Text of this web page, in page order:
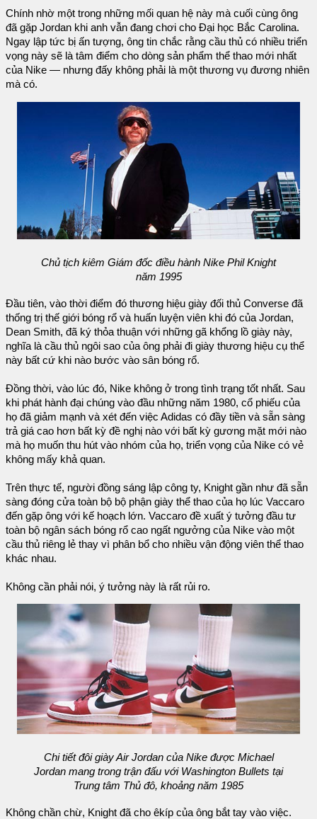
Chính nhờ một trong những mối quan hệ này mà cuối cùng ông
đã gặp Jordan khi anh vẫn đang chơi cho Đại học Bắc Carolina.
Ngay lập tức bị ấn tượng, ông tin chắc rằng cầu thủ có nhiều triển
vọng này sẽ là tâm điểm cho dòng sản phẩm thể thao mới nhất
của Nike — nhưng đấy không phải là một thương vụ đương nhiên
mà có.
Chủ tịch kiêm Giám đốc điều hành Nike Phil Knight
năm 1995
Đầu tiên, vào thời điểm đó thương hiệu giày đối thủ Converse đã
thống trị thế giới bóng rổ và huấn luyện viên khi đó của Jordan,
Dean Smith, đã ký thỏa thuận với những gã khổng lồ giày này,
nghĩa là cầu thủ ngôi sao của ông phải đi giày thương hiệu cụ thể
này bất cứ khi nào bước vào sân bóng rổ.
Đồng thời, vào lúc đó, Nike không ở trong tình trạng tốt nhất. Sau
khi phát hành đại chúng vào đầu những năm 1980, cổ phiếu của
họ đã giảm mạnh và xét đến việc Adidas có đầy tiền và sẵn sàng
trả giá cao hơn bất kỳ đề nghị nào với bất kỳ gương mặt mới nào
mà họ muốn thu hút vào nhóm của họ, triển vọng của Nike có vẻ
không mấy khả quan.
Trên thực tế, người đồng sáng lập công ty, Knight gần như đã sẵn
sàng đóng cửa toàn bộ bộ phận giày thể thao của họ lúc Vaccaro
đến gặp ông với kế hoạch lớn. Vaccaro đề xuất ý tưởng đầu tư
toàn bộ ngân sách bóng rổ cao ngất ngưởng của Nike vào một
cầu thủ riêng lẻ thay vì phân bổ cho nhiều vận động viên thể thao
khác nhau.
Không cần phải nói, ý tưởng này là rất rủi ro.
Chi tiết đôi giày Air Jordan của Nike được Michael
Jordan mang trong trận đấu với Washington Bullets tại
Trung tâm Thủ đô, khoảng năm 1985
Không chần chừ, Knight đã cho êkíp của ông bắt tay vào việc.